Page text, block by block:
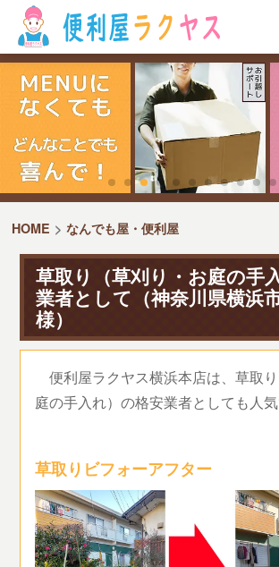
HOME なんでも屋・便利屋
草取り（草刈り・お庭の手
業者として（神奈川県横浜
様）
便利屋ラクヤス横浜本店は、草取
庭の手入れ）の格安業者としても人気
草取りビフォーアフター